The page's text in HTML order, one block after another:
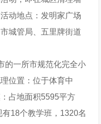
动地点：发明家广场
城管局、五里牌街道
的一所市规范化完全小
位置：位于体育中
占地面积5595平方
18个教学班，1320名